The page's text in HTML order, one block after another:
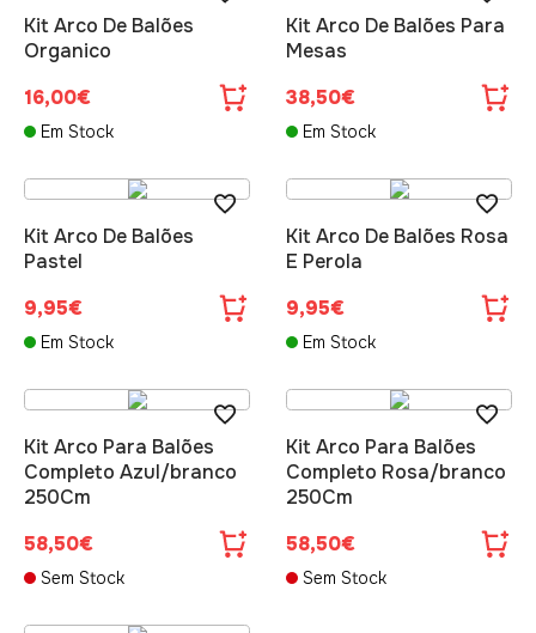
Kit Arco De Balões
Organico
16,00€
Em Stock
Kit Arco De Balões Para
Mesas
38,50€
Em Stock
Kit Arco De Balões
Pastel
9,95€
Em Stock
Kit Arco De Balões Rosa
E Perola
9,95€
Em Stock
Kit Arco Para Balões
Completo Azul/branco
250Cm
58,50€
Sem Stock
Kit Arco Para Balões
Completo Rosa/branco
250Cm
58,50€
Sem Stock